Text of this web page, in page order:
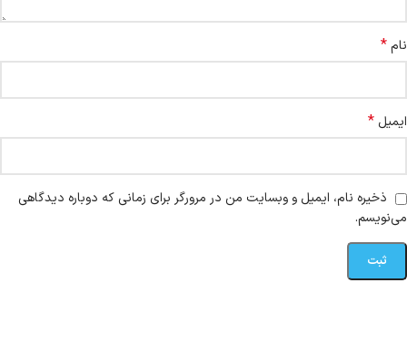
نام*
ایمیل *
ذخیره نام، ایمیل و وبسایت من در مرورگر برای زمانی که دوباره دیدگاهی
می‌نویسم.